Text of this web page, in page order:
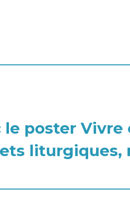
poster Vivre
liturgiques,